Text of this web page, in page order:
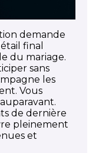
demande
final
du mariage.
sans
les
Vous
de dernière
pleinement
et